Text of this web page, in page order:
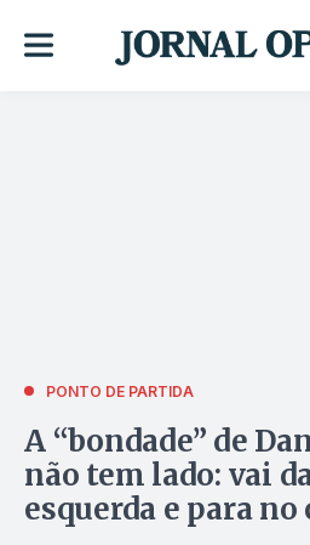
PONTO DE PARTIDA
A “bondade” de
não tem lado: vai
esquerda e para no